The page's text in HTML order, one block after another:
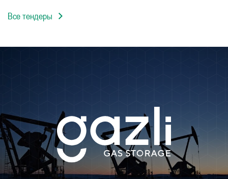
Все тендеры